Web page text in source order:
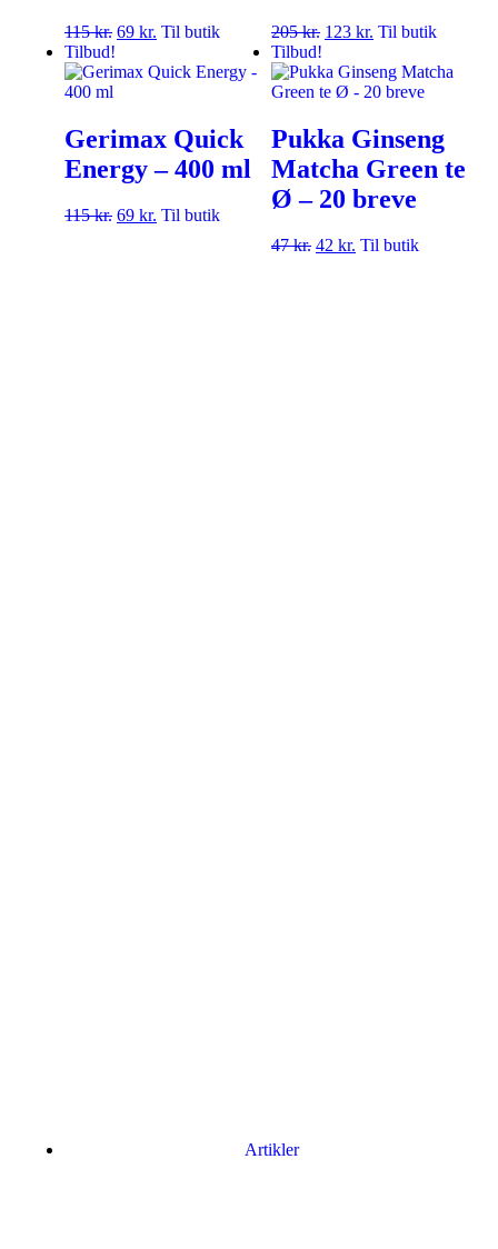
115kr. 69 kr. Til butik 205kr. 123 kr. Til butik
Tilbud!
Gerimax Quick
Energy – 400 ml
115kr. 69 kr. Til butik
Tilbud!
Pukka Ginseng
Matcha Green te
Ø – 20 breve
47kr. 42 kr. Til butik
Artikler